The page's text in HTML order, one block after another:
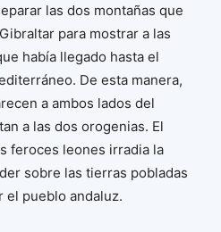
las dos montañas que
para mostrar a las
había llegado hasta el
De esta manera,
a ambos lados del
a las dos orogenias. El
feroces leones irradia la
sobre las tierras pobladas
el pueblo andaluz.